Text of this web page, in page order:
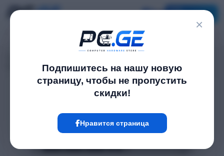
×
Подпишитесь на нашу новую
страницу, чтобы не пропустить
скидки!
Нравится страница
Управляемые სვიჩი - CRS326, L3, 20S+, 2QSFP+, MikroTik